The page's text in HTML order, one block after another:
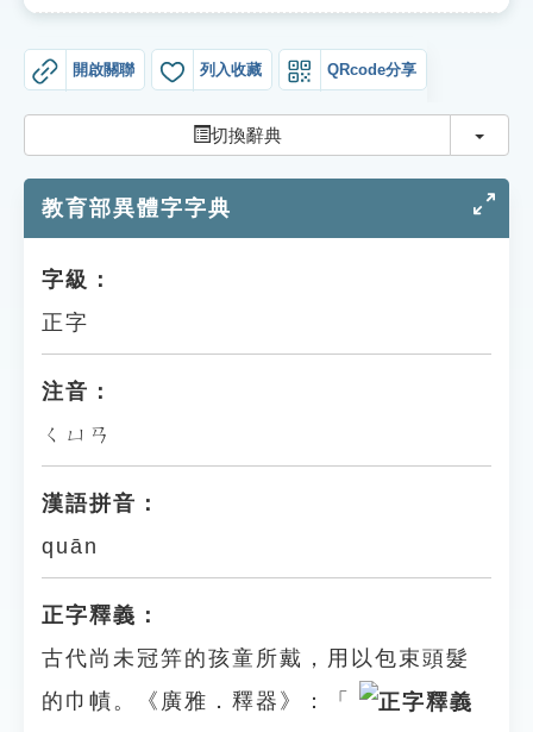
遊戲專區
教學應用
貓頭鷹博士
開啟關聯 列入收藏 QRcode分享
切換辭典 切換
教育部異體字字典
字級：
正字
注音：
ㄑㄩㄢ
漢語拼音：
quān
正字釋義：
古代尚未冠笄的孩童所戴，用以包束頭髮
的巾幘。《廣雅．釋器》：「